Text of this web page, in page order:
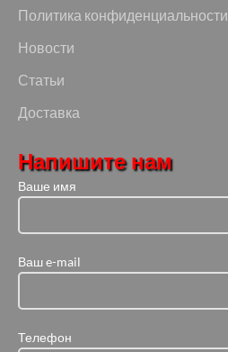
Политика конфиденциальности
Новости
Статьи
Доставка
Напишите нам
Ваше имя
Ваш e-mail
Телефон